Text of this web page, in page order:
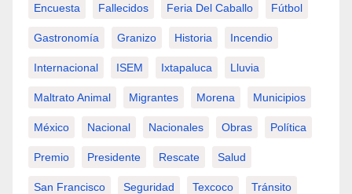
Encuesta Fallecidos Feria Del Caballo Fútbol
Gastronomía Granizo Historia Incendio
Internacional ISEM Ixtapaluca Lluvia
Maltrato Animal Migrantes Morena Municipios
México Nacional Nacionales Obras Política
Premio Presidente Rescate Salud
San Francisco Seguridad Texcoco Tránsito